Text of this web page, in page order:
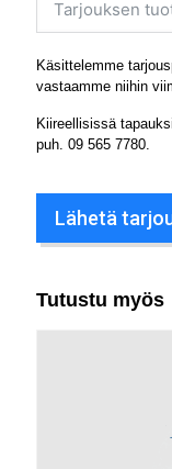
Käsittelemme
vastaamme niihin
Kiireellisissä
puh. 09 565 7780
Lähetä
Tutustu myös